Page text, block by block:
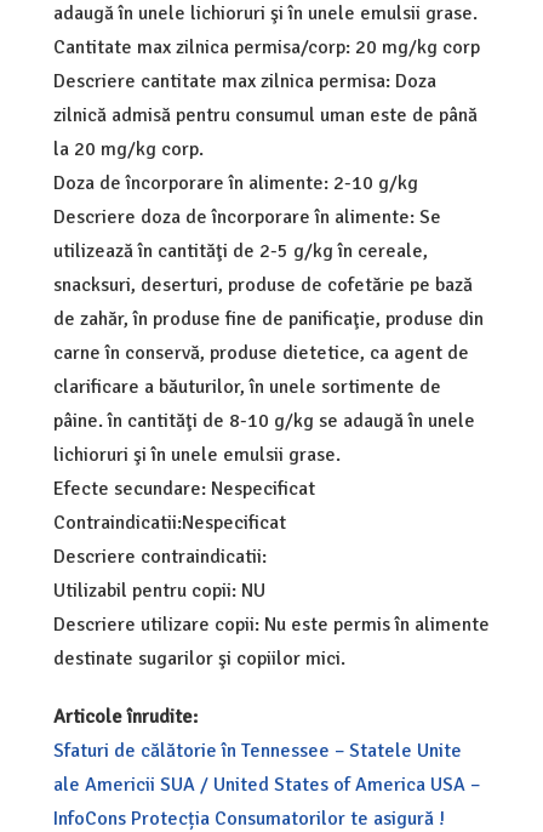
adaugă în unele lichioruri şi în unele emulsii grase.
Cantitate max zilnica permisa/corp: 20 mg/kg corp
Descriere cantitate max zilnica permisa: Doza
zilnică admisă pentru consumul uman este de până
la 20 mg/kg corp.
Doza de încorporare în alimente: 2-10 g/kg
Descriere doza de încorporare în alimente: Se
utilizează în cantităţi de 2-5 g/kg în cereale,
snacksuri, deserturi, produse de cofetărie pe bază
de zahăr, în produse fine de panificaţie, produse din
carne în conservă, produse dietetice, ca agent de
clarificare a băuturilor, în unele sortimente de
pâine. în cantităţi de 8-10 g/kg se adaugă în unele
lichioruri şi în unele emulsii grase.
Efecte secundare: Nespecificat
Contraindicatii:Nespecificat
Descriere contraindicatii:
Utilizabil pentru copii: NU
Descriere utilizare copii: Nu este permis în alimente
destinate sugarilor şi copiilor mici.
Articole înrudite:
Sfaturi de călătorie în Tennessee – Statele Unite
ale Americii SUA / United States of America USA –
InfoCons Protecția Consumatorilor te asigură !